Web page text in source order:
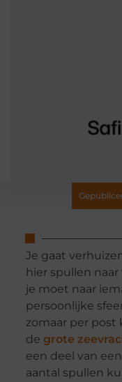
Je gaat
hier spullen
je moet naar
persoonlijke
zomaar per post
de grote
een deel van
aantal spullen